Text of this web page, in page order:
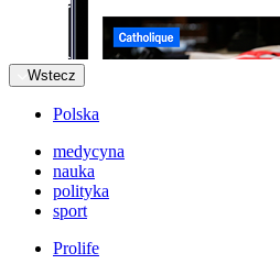
Wstecz
Polska
medycyna
nauka
polityka
sport
Prolife